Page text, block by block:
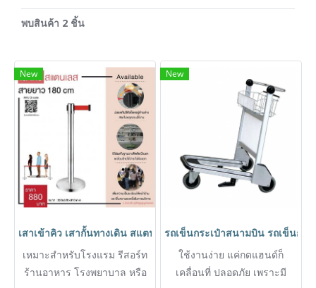
พบสินค้า 2 ชิ้น
New
เสาเข้าคิว เสากั้นทางเดิน สแตนเลสพร้อมสายดึง(สีแดง) HORECAT
เหมาะสำหรับโรงแรม รีสอร์ท
ร้านอาหาร โรงพยาบาล หรือ
New
รถเข็นกระเป๋าสนามบิน รถเข็นกร
ใช้งานง่าย แค่กดแฮนด์ก็
เคลื่อนที่ ปลอดภัย เพราะมี